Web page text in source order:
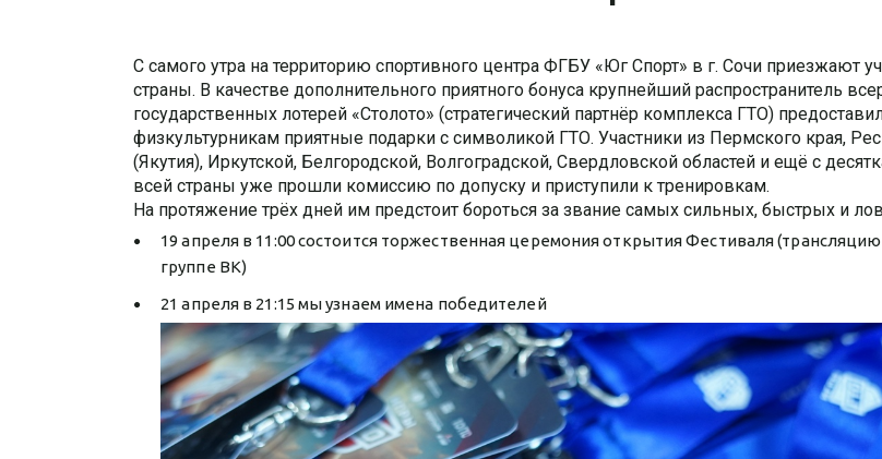
С самого утра на территорию спортивного центра ФГБУ «Юг Спорт» в г. Сочи приезжают
страны. В качестве дополнительного приятного бонуса крупнейший распространитель
государственных лотерей «Столото» (стратегический партнёр комплекса ГТО)
физкультурникам приятные подарки с символикой ГТО. Участники из Пермского края,
(Якутия), Иркутской, Белгородской, Волгоградской, Свердловской областей и ещё с
всей страны уже прошли комиссию по допуску и приступили к тренировкам.
На протяжение трёх дней им предстоит бороться за звание самых сильных, быстрых и
19 апреля в 11:00 состоится торжественная церемония открытия Фестиваля
группе ВК)
21 апреля в 21:15 мы узнаем имена победителей